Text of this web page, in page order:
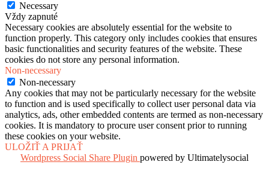
Necessary
Vždy zapnuté
Necessary cookies are absolutely essential for the website to
function properly. This category only includes cookies that ensures
basic functionalities and security features of the website. These
cookies do not store any personal information.
Non-necessary
Non-necessary
Any cookies that may not be particularly necessary for the website
to function and is used specifically to collect user personal data via
analytics, ads, other embedded contents are termed as non-necessary
cookies. It is mandatory to procure user consent prior to running
these cookies on your website.
ULOŽIŤ A PRIJAŤ
Wordpress Social Share Plugin powered by Ultimatelysocial